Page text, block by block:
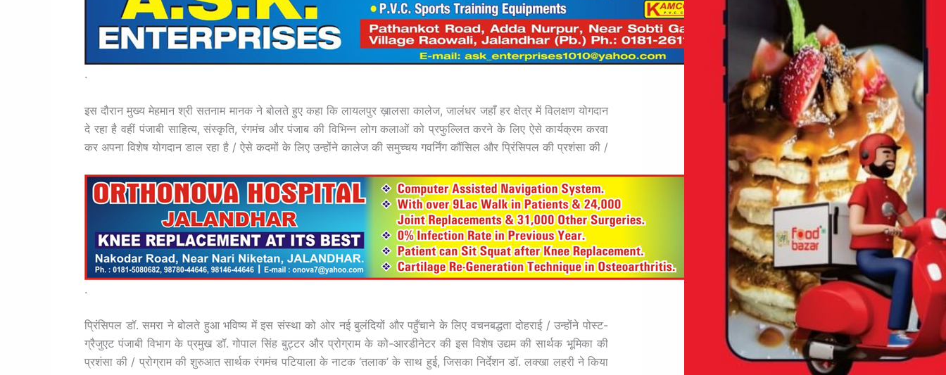
.
इस दौरान मुख्य मेहमान श्री सतनाम मानक ने बोलते हुए कहा कि लायलपुर ख़ालसा कालेज, जालंधर जहाँ हर क्षेत्र में विलक्षण योगदान
दे रहा है वहीं पंजाबी साहित्य, संस्कृति, रंगमंच और पंजाब की विभिन्न लोग कलाओं को प्रफुल्लित करने के लिए ऐसे कार्यक्रम करवा
कर अपना विशेष योगदान डाल रहा है / ऐसे कदमों के लिए उन्होंने कालेज की समुच्चय गवर्निंग कौंसिल और प्रिंसिपल की प्रशंसा की /
.
प्रिंसिपल डॉ. समरा ने बोलते हुआ भविष्य में इस संस्था को ओर नई बुलंदियों और पहुँचाने के लिए वचनबद्धता दोहराई / उन्होंने पोस्ट-
ग्रैजुएट पंजाबी विभाग के प्रमुख डॉ. गोपाल सिंह बुट्टर और प्रोग्राम के को-आरडीनेटर की इस विशेष उद्यम की सार्थक भूमिका की
प्रशंसा की / प्रोग्राम की शुरुआत सार्थक रंगमंच पटियाला के नाटक ‘तलाक’ के साथ हुई, जिसका निर्देशन डॉ. लक्खा लहरी ने किया